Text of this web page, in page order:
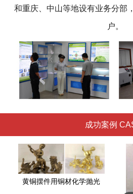
和重庆、中山等地设有业务分部
户。
成功案例
黄铜摆件用铜材化学抛光